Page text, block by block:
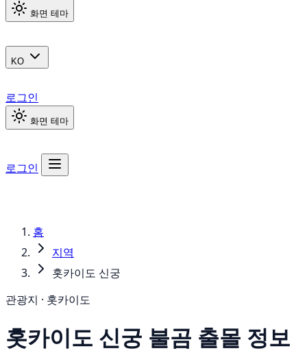
화면 테마
KO
로그인
화면 테마
로그인
홈
지역
홋카이도 신궁
관광지 · 홋카이도
홋카이도 신궁 불곰 출몰 정보